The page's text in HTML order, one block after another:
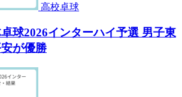
高校卓球
球2026インターハイ予選 男子東
が優勝